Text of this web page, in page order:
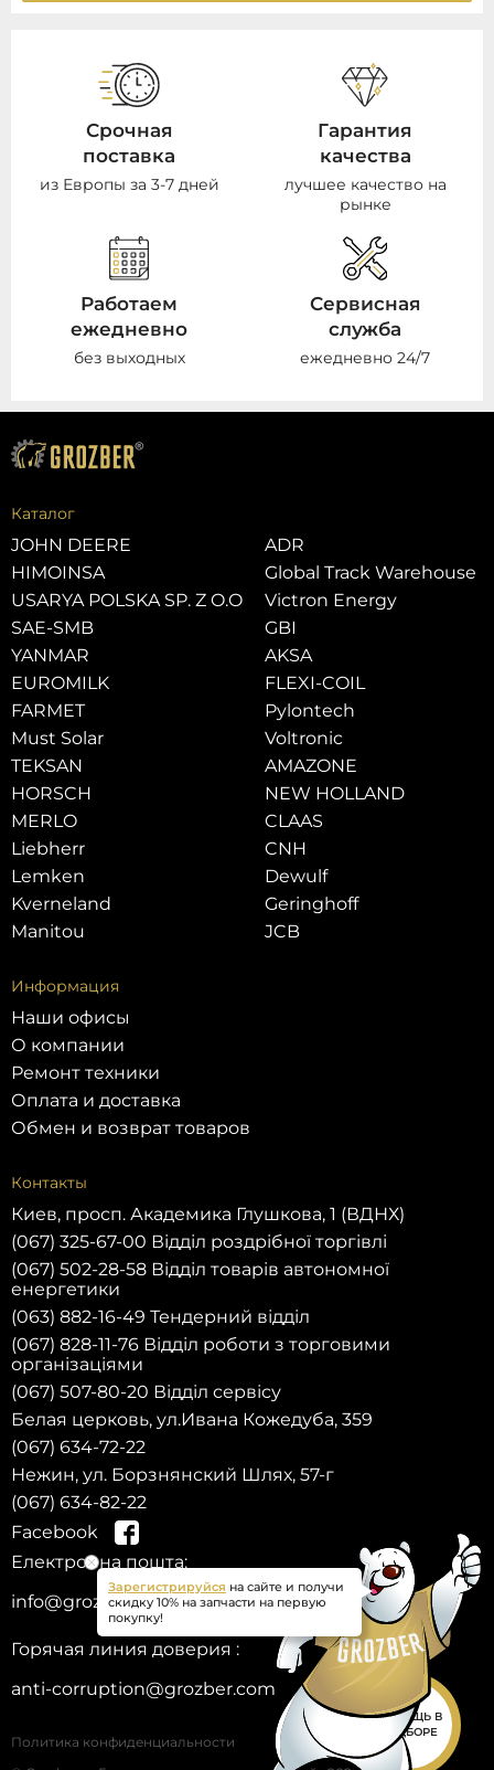
Срочная
поставка
из Европы за 3-7 дней
Гарантия
качества
лучшее качество на
рынке
Работаем
ежедневно
без выходных
Сервисная
служба
ежедневно 24/7
ПОМОЩЬ В
ПОДБОРЕ
Каталог
JOHN DEERE
HIMOINSA
USARYA POLSKA SP. Z O.O
SAE-SMB
YANMAR
EUROMILK
FARMET
Must Solar
TEKSAN
HORSCH
MERLO
Liebherr
Lemken
Kverneland
Manitou
ADR
Global Track Warehouse
Victron Energy
GBI
AKSA
FLEXI-COIL
Pylontech
Voltronic
AMAZONE
NEW HOLLAND
CLAAS
CNH
Dewulf
Geringhoff
JCB
Информация
Наши офисы
О компании
Ремонт техники
Оплата и доставка
Обмен и возврат товаров
Контакты
Киев, просп. Академика Глушкова, 1 (ВДНХ)
(067) 325-67-00 Відділ роздрібної торгівлі
(067) 502-28-58 Відділ товарів автономної
енергетики
(063) 882-16-49 Тендерний відділ
(067) 828-11-76 Відділ роботи з торговими
організаціями
(067) 507-80-20 Відділ сервісу
Белая церковь, ул.Ивана Кожедуба, 359
(067) 634-72-22
Нежин, ул. Борзнянский Шлях, 57-г
(067) 634-82-22
Facebook
Електронна пошта:
info@grozber.com
Горячая линия доверия :
anti-corruption@grozber.com
Политика конфиденциальности
Зарегистрируйся на сайте и получи
скидку 10% на запчасти на первую
покупку!